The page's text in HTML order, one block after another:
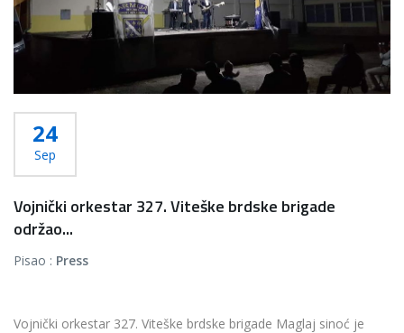
24
Sep
Vojnički orkestar 327. Viteške brdske brigade
održao...
Pisao : Press
Vojnički orkestar 327. Viteške brdske brigade Maglaj sinoć je